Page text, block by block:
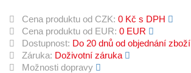
Cena produktu od CZK: 0 Kč s DPH
Cena produktu od EUR: 0 EUR
Dostupnost: Do 20 dnů od objednání zboží
Záruka: Doživotní záruka
Možnosti dopravy